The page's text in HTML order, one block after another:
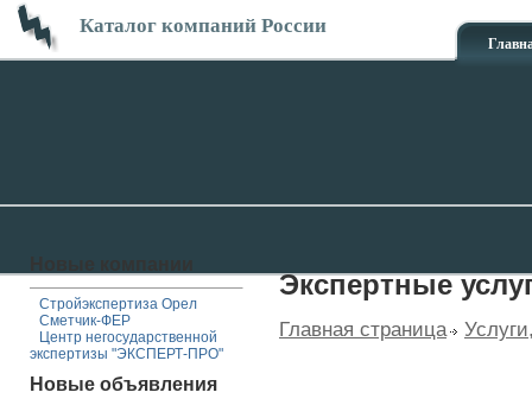
Каталог компаний России
Стройэкспертиза Орел
Сметчик-ФЕР
Центр негосударственной
экспертизы "ЭКСПЕРТ-ПРО"
Новые объявления
Экспертные
Главная страница